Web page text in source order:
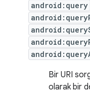
android:query
Bir URI
olarak bir